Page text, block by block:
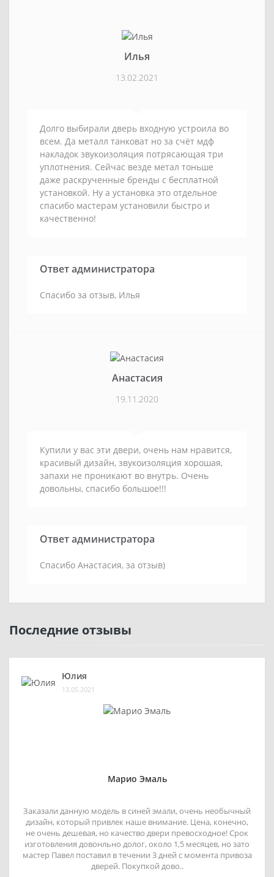
Илья
13.02.2021
Долго выбирали дверь входную устроила во
всем. Да металл танковат но за счёт мдф
накладок звукоизоляция потрясающая три
уплотнения. Сейчас везде метал тоньше
даже раскрученные бренды с бесплатной
установкой. Ну а установка это отдельное
спасибо мастерам установили быстро и
качественно!
Ответ администратора
Спасибо за отзыв, Илья
Анастасия
19.11.2020
Купили у вас эти двери, очень нам нравится,
красивый дизайн, звукоизоляция хорошая,
запахи не проникают во внутрь. Очень
довольны, спасибо большое!!!
Ответ администратора
Спасибо Анастасия, за отзыв)
Последние отзывы
Юлия
13.05.2021
Марио Эмаль
Заказали данную модель в синей эмали, очень необычный
дизайн, который привлек наше внимание. Цена, конечно,
не очень дешевая, но качество двери превосходное! Срок
изготовления довонльно долог, около 1,5 месяцев, но зато
мастер Павел поставил в течении 3 дней с момента привоза
дверей. Покупкой дово..